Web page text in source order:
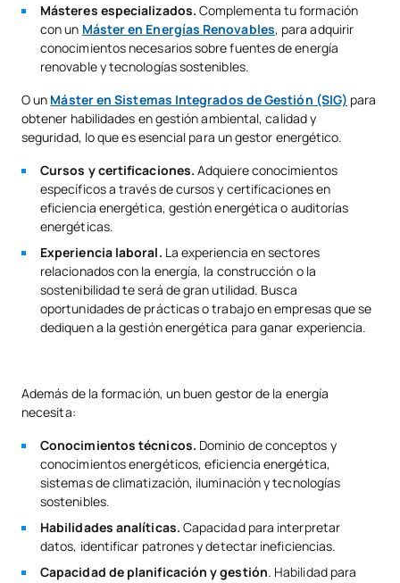
Másteres especializados. Complementa tu formación
con un Máster en Energías Renovables, para adquirir
conocimientos necesarios sobre fuentes de energía
renovable y tecnologías sostenibles.
O un Máster en Sistemas Integrados de Gestión (SIG) para
obtener habilidades en gestión ambiental, calidad y
seguridad, lo que es esencial para un gestor energético.
Cursos y certificaciones. Adquiere conocimientos
específicos a través de cursos y certificaciones en
eficiencia energética, gestión energética o auditorías
energéticas.
Experiencia laboral. La experiencia en sectores
relacionados con la energía, la construcción o la
sostenibilidad te será de gran utilidad. Busca
oportunidades de prácticas o trabajo en empresas que se
dediquen a la gestión energética para ganar experiencia.
Además de la formación, un buen gestor de la energía
necesita:
Conocimientos técnicos. Dominio de conceptos y
conocimientos energéticos, eficiencia energética,
sistemas de climatización, iluminación y tecnologías
sostenibles.
Habilidades analíticas. Capacidad para interpretar
datos, identificar patrones y detectar ineficiencias.
Capacidad de planificación y gestión. Habilidad para